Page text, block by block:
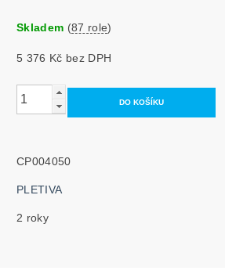
Skladem (87 role)
5 376 Kč bez DPH
CP004050
PLETIVA
2 roky